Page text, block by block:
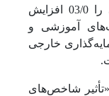
06/0 و سرمایه‌گذاری مستقیم خارجی را 03/0 افزایش
آموزشی و
خارجی
هدف «تأثیر شاخص‌های